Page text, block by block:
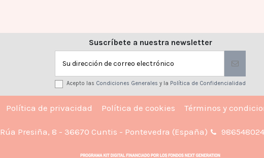
Suscríbete a nuestra newsletter
Acepto las Condiciones Generales y la Política de Confidencialidad
Política de privacidad Política de cookies Términos y
Rúa Presiña, 8 - 36670 Cuntis - Pontevedra (España) 986548024